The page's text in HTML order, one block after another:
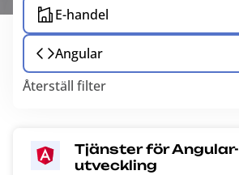
E-handel
Angular
Återställ filter
Tjänster för Angular-
utveckling